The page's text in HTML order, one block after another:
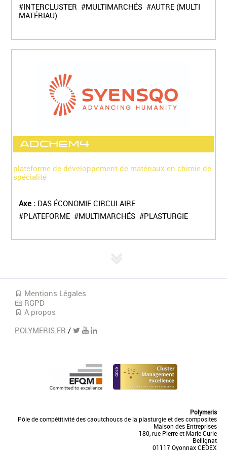
#INTERCLUSTER #MULTIMARCHÉS #AUTRE (MULTI
MATÉRIAU)
ADCHEM4
plateforme de développement de matériaux en chimie de
spécialité
Axe : DAS ÉCONOMIE CIRCULAIRE
#PLATEFORME #MULTIMARCHÉS #PLASTURGIE
Mentions Légales
RGPD
A propos
POLYMERIS.FR /
Polymeris
Pôle de compétitivité des caoutchoucs de la plasturgie et des composites
Maison des Entreprises
180, rue Pierre et Marie Curie
Bellignat
01117 Oyonnax CEDEX